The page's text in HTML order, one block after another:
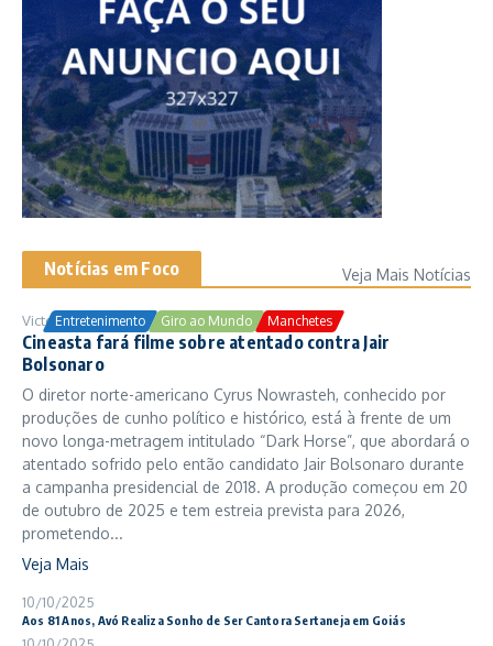
Notícias em Foco Veja Mais Notícias
Entretenimento Giro ao Mundo Manchetes
Victor Samuel 24/10/2025
Cineasta fará filme sobre atentado contra Jair
Bolsonaro
O diretor norte-americano Cyrus Nowrasteh, conhecido por
produções de cunho político e histórico, está à frente de um
novo longa-metragem intitulado “Dark Horse”, que abordará o
atentado sofrido pelo então candidato Jair Bolsonaro durante
a campanha presidencial de 2018. A produção começou em 20
de outubro de 2025 e tem estreia prevista para 2026,
prometendo...
Veja Mais
10/10/2025
Aos 81 Anos, Avó Realiza Sonho de Ser Cantora Sertaneja em Goiás